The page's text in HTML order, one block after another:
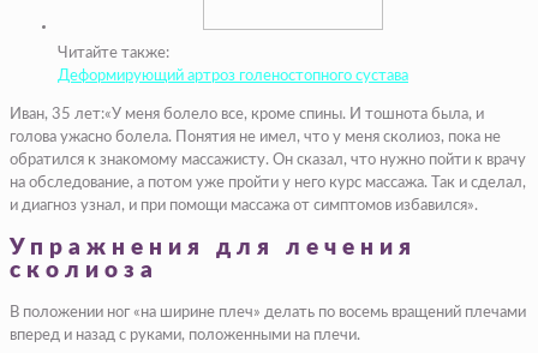
Читайте также:
Деформирующий артроз голеностопного сустава
Иван, 35 лет:«У меня болело все, кроме спины. И тошнота была, и
голова ужасно болела. Понятия не имел, что у меня сколиоз, пока не
обратился к знакомому массажисту. Он сказал, что нужно пойти к врачу
на обследование, а потом уже пройти у него курс массажа. Так и сделал,
и диагноз узнал, и при помощи массажа от симптомов избавился».
Упражнения для лечения
сколиоза
В положении ног «на ширине плеч» делать по восемь вращений плечами
вперед и назад с руками, положенными на плечи.